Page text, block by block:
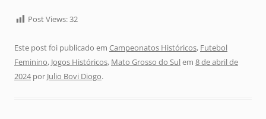
Post Views:32
Este post foi publicado em Campeonatos Históricos, Futebol
Feminino, Jogos Históricos, Mato Grosso do Sulem 8 de abril de
2024por Julio Bovi Diogo.